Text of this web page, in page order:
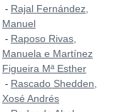
- Rajal Fernández,
Manuel
- Raposo Rivas,
Manuela e Martínez
Figueira Mª Esther
- Rascado Shedden,
Xosé Andrés